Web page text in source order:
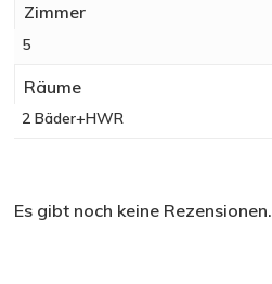
Zimmer
5
Räume
2 Bäder+HWR
Es gibt noch keine Rezensionen.